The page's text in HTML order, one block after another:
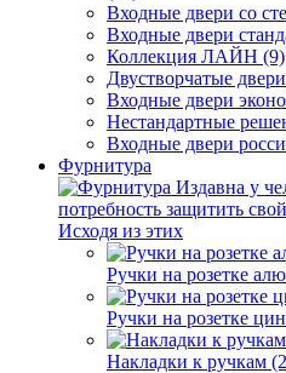
Входные двери со
Входные двери
Коллекция ЛАЙН (9)
Двустворчатые
Входные двери
Нестандартные
Входные двери
Фурнитура
Издавна у
потребность защитить
Исходя из этих
Ручки на розетке
Ручки на розетке
Накладки к ручкам